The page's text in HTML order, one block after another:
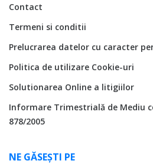
Contact
Termeni si conditii
Prelucrarea datelor cu caracter
Politica de utilizare Cookie-uri
Solutionarea Online a litigiilor
Informare Trimestrială de Mediu
878/2005
NE GĂSEȘTI PE